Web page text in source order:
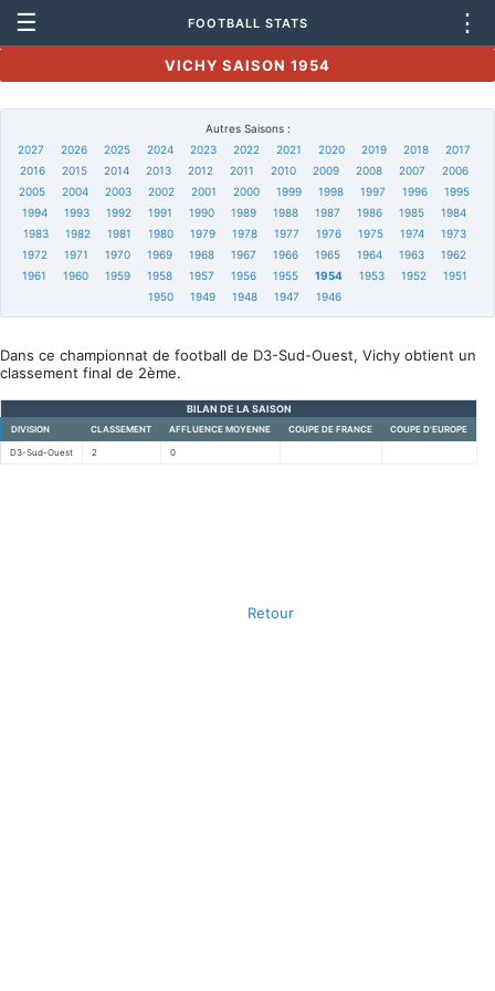
☰ FOOTBALL STATS ⋮
VICHY SAISON 1954
Autres Saisons :
2027
2026 2025 2024 2023 2022 2021 2020 2019 2018
2017
2016
2015 2014 2013 2012 2011 2010 2009 2008 2007
2006
2005
2004 2003 2002 2001 2000 1999 1998 1997 1996
1995
1994
1993 1992 1991 1990 1989 1988 1987 1986 1985
1984
1983
1982 1981 1980 1979 1978 1977 1976 1975 1974
1973
1972
1971 1970 1969 1968 1967 1966 1965 1964 1963
1962
1961
1960 1959 1958 1957 1956 1955 1954 1953 1952
1951
1950
1949 1948 1947 1946
Dans ce championnat de football de D3-Sud-Ouest, Vichy obtient un
classement final de 2ème.
BILAN DE LA SAISON
DIVISION CLASSEMENT AFFLUENCE MOYENNE COUPE DE FRANCE COUPE D'EUROPE
D3-Sud-Ouest 2 0
Retour